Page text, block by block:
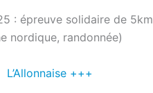
: épreuve solidaire de 5km
nordique, randonnée)
L’Allonnaise +++